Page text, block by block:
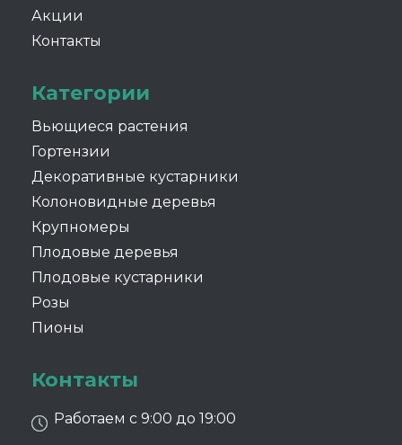
Акции
Контакты
Категории
Вьющиеся растения
Гортензии
Декоративные кустарники
Колоновидные деревья
Крупномеры
Плодовые деревья
Плодовые кустарники
Розы
Пионы
Контакты
Работаем с 9:00 до 19:00